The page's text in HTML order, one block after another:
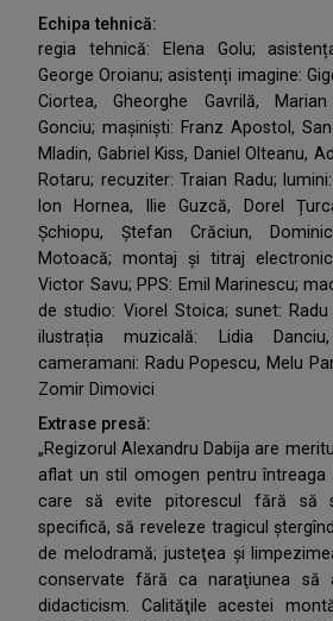
Echipa tehnică:
regia tehnică: Elena Golu;
George Oroianu; asistenți imagine:
Ciortea, Gheorghe Gavrilă,
Gonciu; mașiniști: Franz Apostol,
Mladin, Gabriel Kiss, Daniel Olteanu,
Rotaru; recuziter: Traian Radu;
Ion Hornea, Ilie Guzcă, Dorel
Șchiopu, Ștefan Crăciun,
Motoacă; montaj și titraj
Victor Savu; PPS: Emil Marinescu;
de studio: Viorel Stoica; sunet: Radu
ilustrația muzicală: Lidia
cameramani: Radu Popescu, Melu
Zomir Dimovici
Extrase presă:
„Regizorul Alexandru Dabija are
aflat un stil omogen pentru întreaga
care să evite pitorescul fără să
specifică, să reveleze tragicul
de melodramă; justeţea şi
conservate fără ca naraţiunea să
didacticism. Calităţile acestei